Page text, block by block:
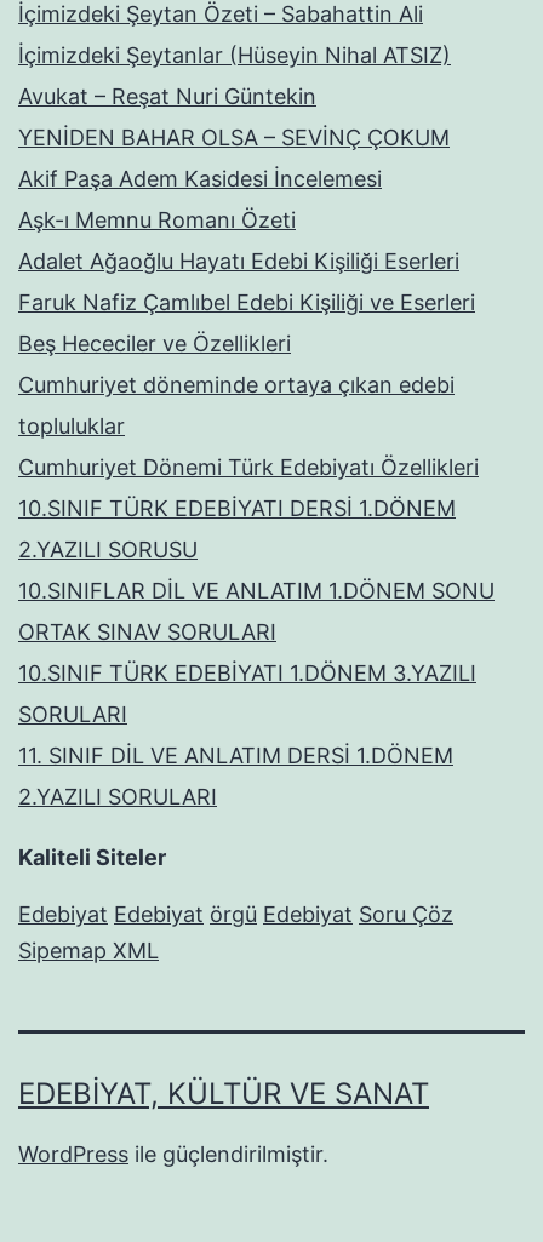
İçimizdeki Şeytan Özeti – Sabahattin Ali
İçimizdeki Şeytanlar (Hüseyin Nihal ATSIZ)
Avukat – Reşat Nuri Güntekin
YENİDEN BAHAR OLSA – SEVİNÇ ÇOKUM
Akif Paşa Adem Kasidesi İncelemesi
Aşk-ı Memnu Romanı Özeti
Adalet Ağaoğlu Hayatı Edebi Kişiliği Eserleri
Faruk Nafiz Çamlıbel Edebi Kişiliği ve Eserleri
Beş Hececiler ve Özellikleri
Cumhuriyet döneminde ortaya çıkan edebi
topluluklar
Cumhuriyet Dönemi Türk Edebiyatı Özellikleri
10.SINIF TÜRK EDEBİYATI DERSİ 1.DÖNEM
2.YAZILI SORUSU
10.SINIFLAR DİL VE ANLATIM 1.DÖNEM SONU
ORTAK SINAV SORULARI
10.SINIF TÜRK EDEBİYATI 1.DÖNEM 3.YAZILI
SORULARI
11. SINIF DİL VE ANLATIM DERSİ 1.DÖNEM
2.YAZILI SORULARI
Kaliteli Siteler
Edebiyat Edebiyat örgü Edebiyat Soru Çöz
Sipemap XML
EDEBIYAT, KÜLTÜR VE SANAT
WordPress ile güçlendirilmiştir.